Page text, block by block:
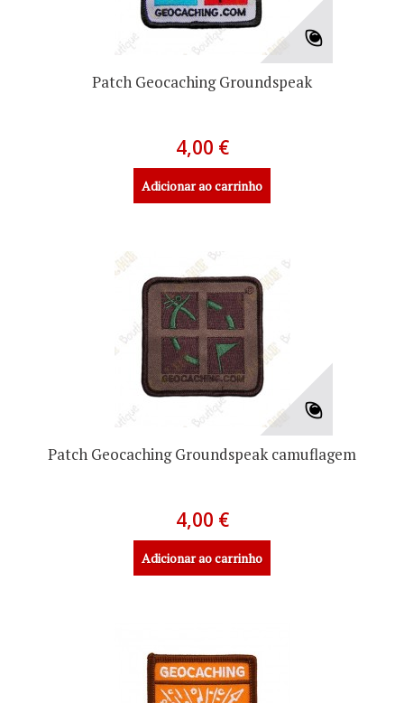
Patch Geocaching Groundspeak
4,00 €
Adicionar ao carrinho
Patch Geocaching Groundspeak camuflagem
4,00 €
Adicionar ao carrinho